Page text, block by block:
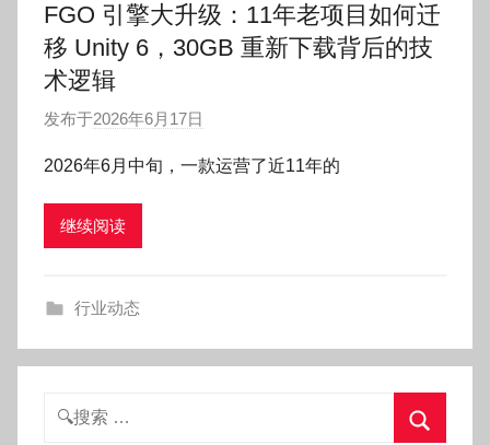
FGO 引擎大升级：11年老项目如何迁
移 Unity 6，30GB 重新下载背后的技
术逻辑
发布于2026年6月17日
:
o
2026年6月中旬，一款运营了近11年的
继续阅读
行业动态
搜